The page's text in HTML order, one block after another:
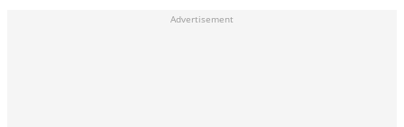
Advertisement